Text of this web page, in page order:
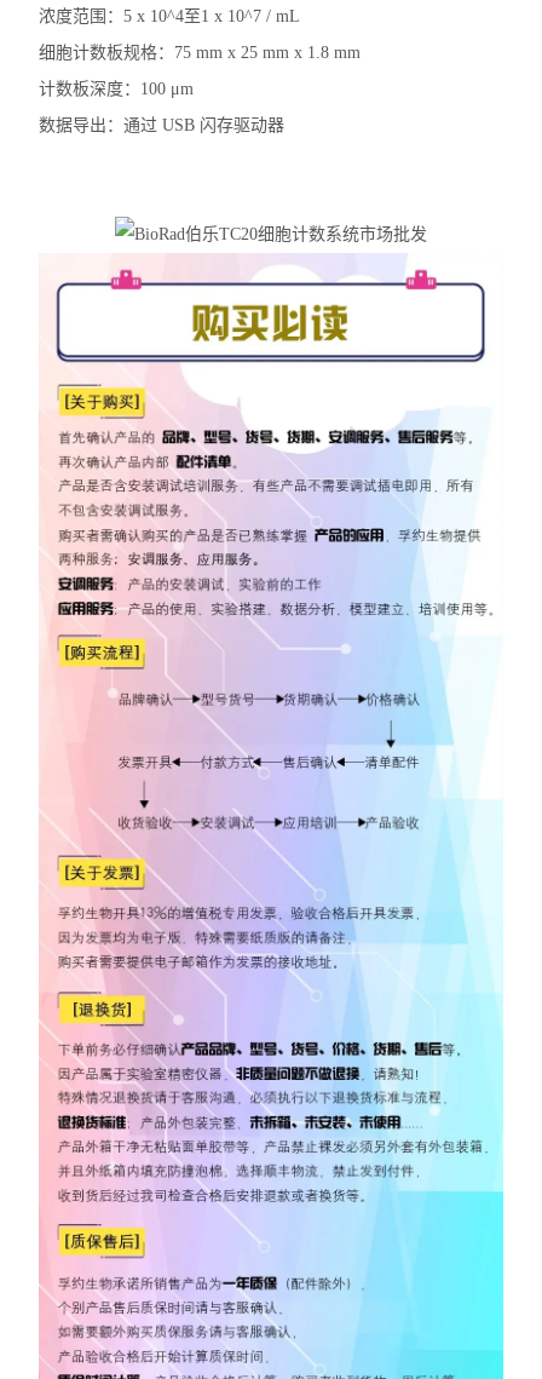
浓度范围：5 x 10^4至1 x 10^7 / mL
细胞计数板规格：75 mm x 25 mm x 1.8 mm
计数板深度：100 μm
数据导出：通过 USB 闪存驱动器